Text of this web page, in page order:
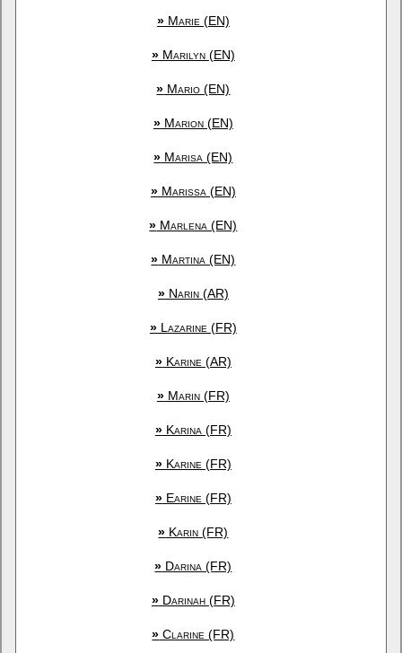
»Marie (EN)
»Marilyn (EN)
» Mario (EN)
»Marion (EN)
» Marisa (EN)
»Marissa (EN)
» Marlena (EN)
» Martina (EN)
»Narin (AR)
»Lazarine (FR)
»Karine (AR)
»Marin (FR)
»Karina (FR)
»Karine (FR)
»Earine (FR)
» Karin (FR)
» Darina (FR)
»Darinah (FR)
» Clarine (FR)